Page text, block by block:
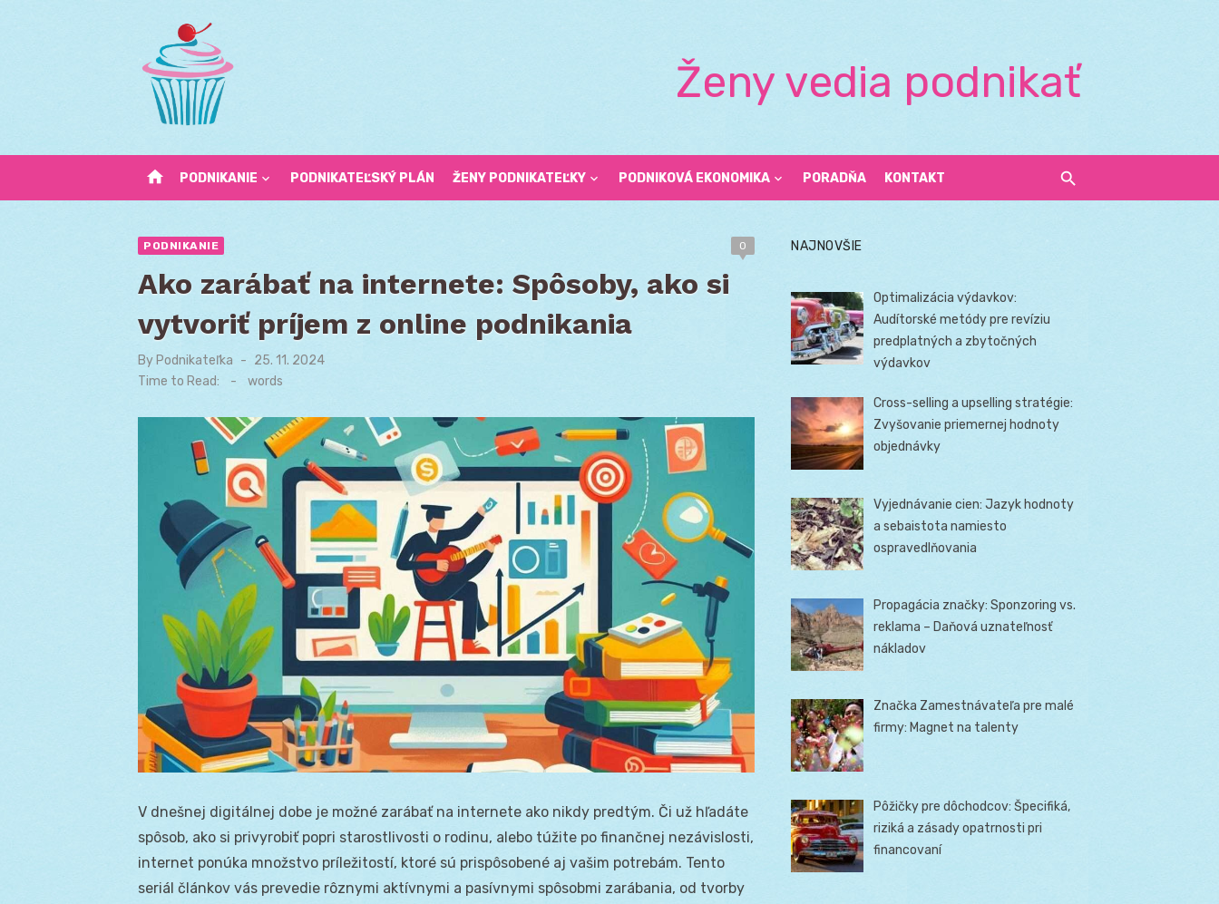
Ženy vedia podnikať
home PODNIKANIE PODNIKATEĽSKÝ PLÁN ŽENY PODNIKATEĽKY PODNIKOVÁ EKONOMIKA PORADŇA KONTAKT
PODNIKANIE 0
Ako zarábať na internete: Spôsoby, ako si
vytvoriť príjem z online podnikania
ByPodnikateľka
Posted
on
25. 11. 2024
Time to Read:
- words
V dnešnej digitálnej dobe je možné zarábať na internete ako nikdy predtým. Či už hľadáte
spôsob, ako si privyrobiť popri starostlivosti o rodinu, alebo túžite po finančnej nezávislosti,
internet ponúka množstvo príležitostí, ktoré sú prispôsobené aj vašim potrebám. Tento
seriál článkov vás prevedie rôznymi aktívnymi a pasívnymi spôsobmi zarábania, od tvorby
NAJNOVŠIE
Optimalizácia výdavkov:
Audítorské metódy pre revíziu
predplatných a zbytočných
výdavkov
Cross-selling a upselling stratégie:
Zvyšovanie priemernej hodnoty
objednávky
Vyjednávanie cien: Jazyk hodnoty
a sebaistota namiesto
ospravedlňovania
Propagácia značky: Sponzoring vs.
reklama – Daňová uznateľnosť
nákladov
Značka Zamestnávateľa pre malé
firmy: Magnet na talenty
Pôžičky pre dôchodcov: Špecifiká,
riziká a zásady opatrnosti pri
financovaní